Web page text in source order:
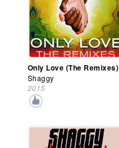
Only Love (The Remixes)
Shaggy
2015